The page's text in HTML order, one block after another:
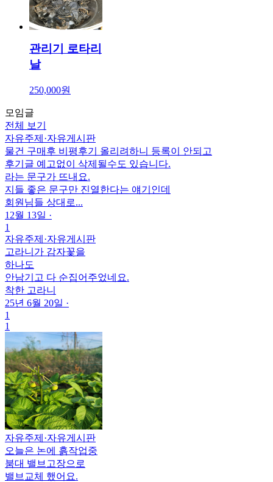
관리기 로타리
날
250,000원
모임글
전체 보기
자유주제 ·자유게시판
물건 구매후 비평후기 올리려하니 등록이 안되고
후기글 예고없이 삭제될수도 있습니다.
라는 문구가 뜨내요.
지들 좋은 문구만 진열한다는 얘기인데
회원님들 상대로...
12월 13일 ·
1
자유주제 ·자유게시판
고라니가 감자꽃을
하나도
안남기고 다 순집어주었네요.
착한 고라니
25년 6월 20일 ·
1
1
자유주제 ·자유게시판
오늘은 논에 흙작업중
붐대 밸브고장으로
밸브교체 했어요.